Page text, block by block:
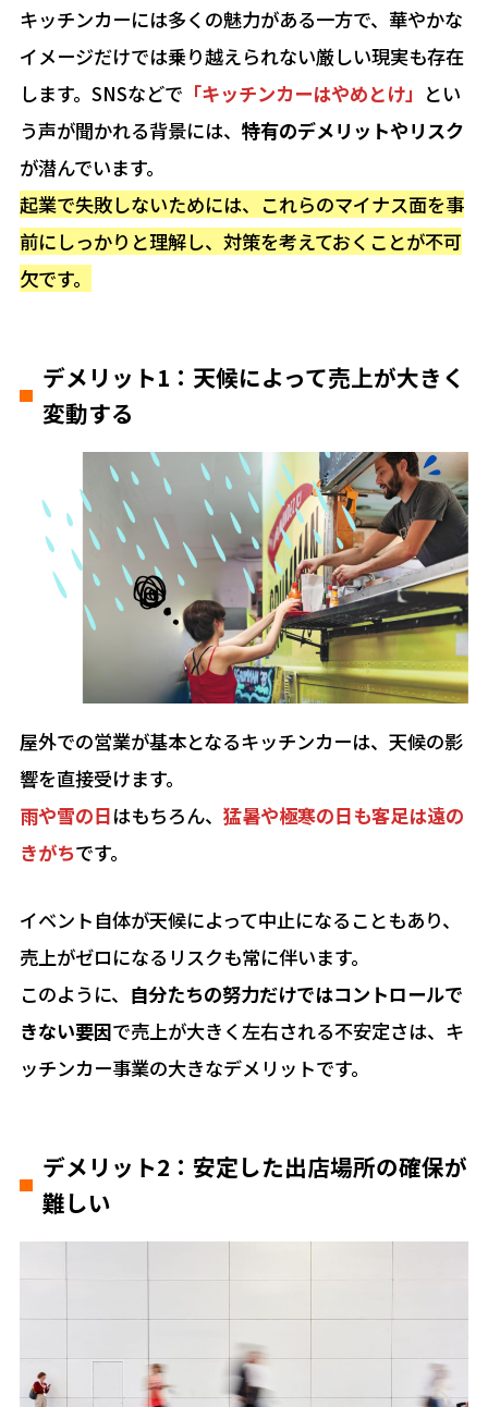
キッチンカーには多くの魅力がある一方で、華やかな
イメージだけでは乗り越えられない厳しい現実も存在
します。SNSなどで 「キッチンカーはやめとけ」 とい
う声が聞かれる背景には、特有のデメリットやリスク
が潜んでいます。
起業で失敗しないためには、これらのマイナス面を事
前にしっかりと理解し、対策を考えておくことが不可
欠です。
デメリット1：天候によって売上が大きく
変動する
屋外での営業が基本となるキッチンカーは、天候の影
響を直接受けます。
雨や雪の日はもちろん、猛暑や極寒の日も客足は遠の
きがちです。
イベント自体が天候によって中止になることもあり、
売上がゼロになるリスクも常に伴います。
このように、 自分たちの努力だけではコントロールで
きない要因で売上が大きく左右される不安定さは、キ
ッチンカー事業の大きなデメリットです。
デメリット2：安定した出店場所の確保が
難しい